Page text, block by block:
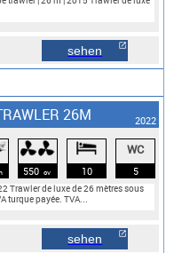
sehen
26M 2022
550 cv 10
WC
5
Trawler de luxe de 26 mètres sous
turque payée. TVA...
sehen